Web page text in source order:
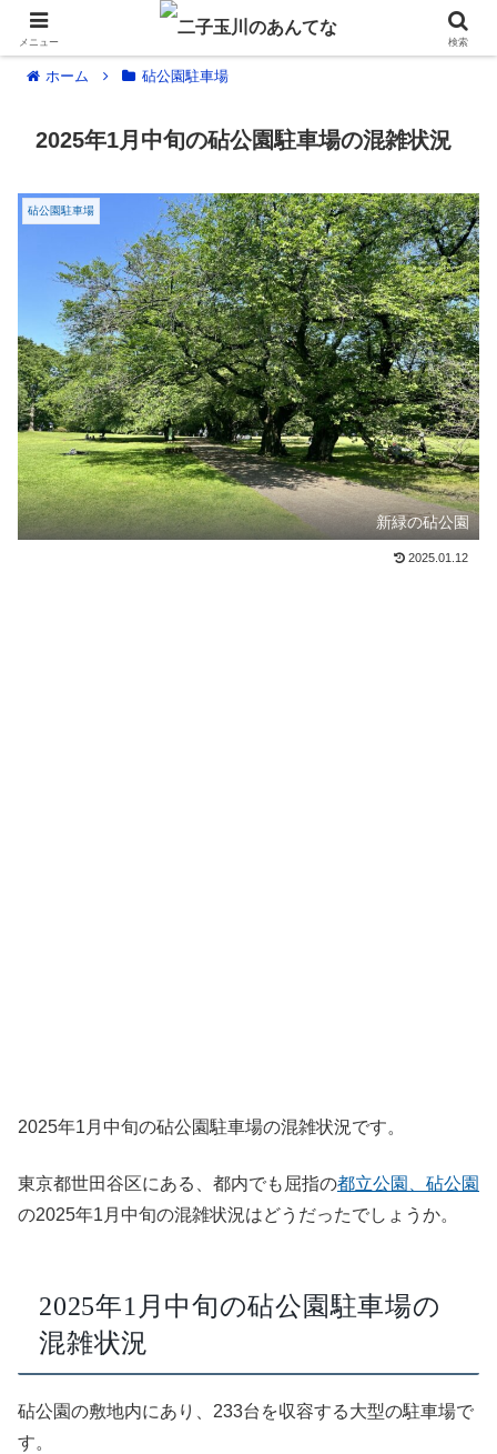
ホーム 砧公園駐車場
2025年1月中旬の砧公園駐車場の混雑状況
砧公園駐車場
新緑の砧公園
2025.01.12
2025年1月中旬の砧公園駐車場の混雑状況です。
東京都世田谷区にある、都内でも屈指の都立公園、砧公園
の2025年1月中旬の混雑状況はどうだったでしょうか。
2025年1月中旬の砧公園駐車場の
混雑状況
砧公園の敷地内にあり、233台を収容する大型の駐車場で
す。
メニュー 検索